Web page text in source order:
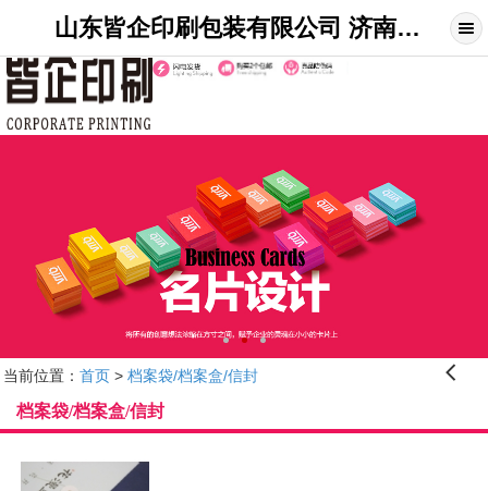
山东皆企印刷包装有限公司 济南印刷_印刷名片_宣传单_折页_画册_不干胶_展架制作_山东皆企印刷网
当前位置： 󰊒
首页> 档案袋/档案盒/信封
档案袋/档案盒/信封